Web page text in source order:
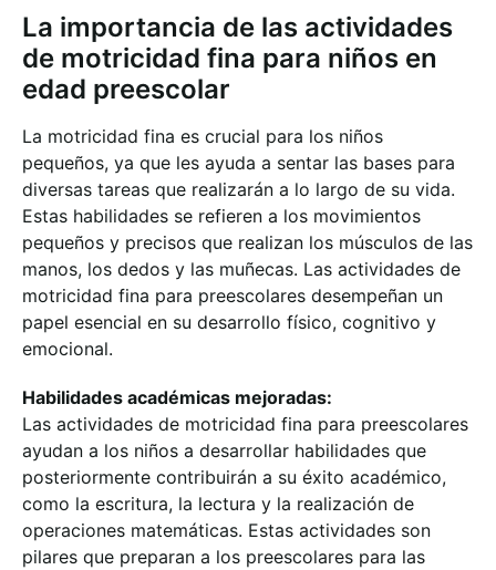
La importancia de las actividades
de motricidad fina para niños en
edad preescolar
La motricidad fina es crucial para los niños
pequeños, ya que les ayuda a sentar las bases para
diversas tareas que realizarán a lo largo de su vida.
Estas habilidades se refieren a los movimientos
pequeños y precisos que realizan los músculos de las
manos, los dedos y las muñecas. Las actividades de
motricidad fina para preescolares desempeñan un
papel esencial en su desarrollo físico, cognitivo y
emocional.
Habilidades académicas mejoradas:
Las actividades de motricidad fina para preescolares
ayudan a los niños a desarrollar habilidades que
posteriormente contribuirán a su éxito académico,
como la escritura, la lectura y la realización de
operaciones matemáticas. Estas actividades son
pilares que preparan a los preescolares para las